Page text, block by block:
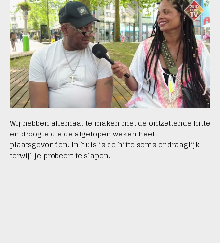
Wij hebben allemaal te maken met de ontzettende hitte
en droogte die de afgelopen weken heeft
plaatsgevonden. In huis is de hitte soms ondraaglijk
terwijl je probeert te slapen.